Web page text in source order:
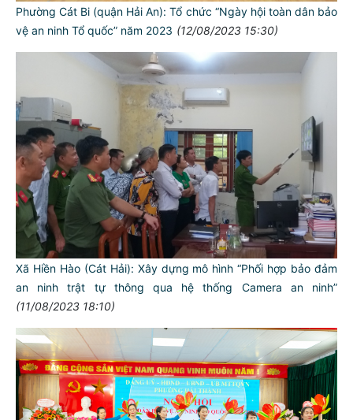
Phường Cát Bi (quận Hải An): Tổ chức “Ngày hội toàn dân bảo
vệ an ninh Tổ quốc” năm 2023 (12/08/2023 15:30)
Xã Hiền Hào (Cát Hải): Xây dựng mô hình “Phối hợp bảo đảm
an ninh trật tự thông qua hệ thống Camera an ninh”
(11/08/2023 18:10)